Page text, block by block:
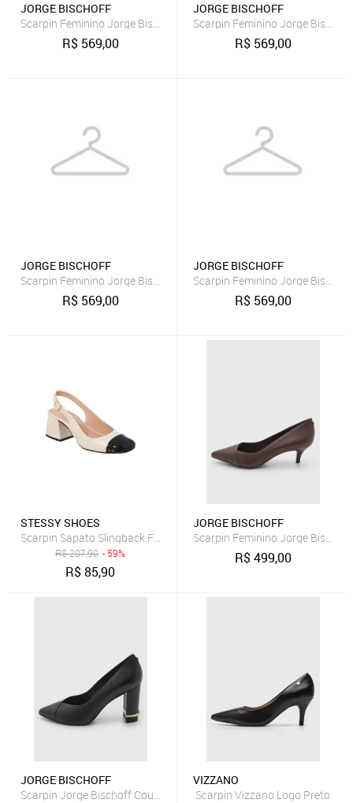
JORGE BISCHOFF
Scarpin Feminino Jorge Bischoff Couro Bico Fino Marrom
R$ 569,00
JORGE BISCHOFF
Scarpin Feminino Jorge
R$ 569,00
JORGE BISCHOFF
Scarpin Feminino Jorge Bischoff Couro Salto Baixo Marrom
R$ 569,00
JORGE BISCHOFF
Scarpin Feminino Jorge
R$ 569,00
STESSY SHOES
Scarpin Sapato Slingback Feminino Salto Grosso Bico Quadrado Off
R$207,90 - 59%
R$85,90
JORGE BISCHOFF
Scarpin Feminino Jorge
R$499,00
JORGE BISCHOFF
Scarpin Jorge Bischoff Couro Preto
VIZZANO
Scarpin Vizzano Logo Preto